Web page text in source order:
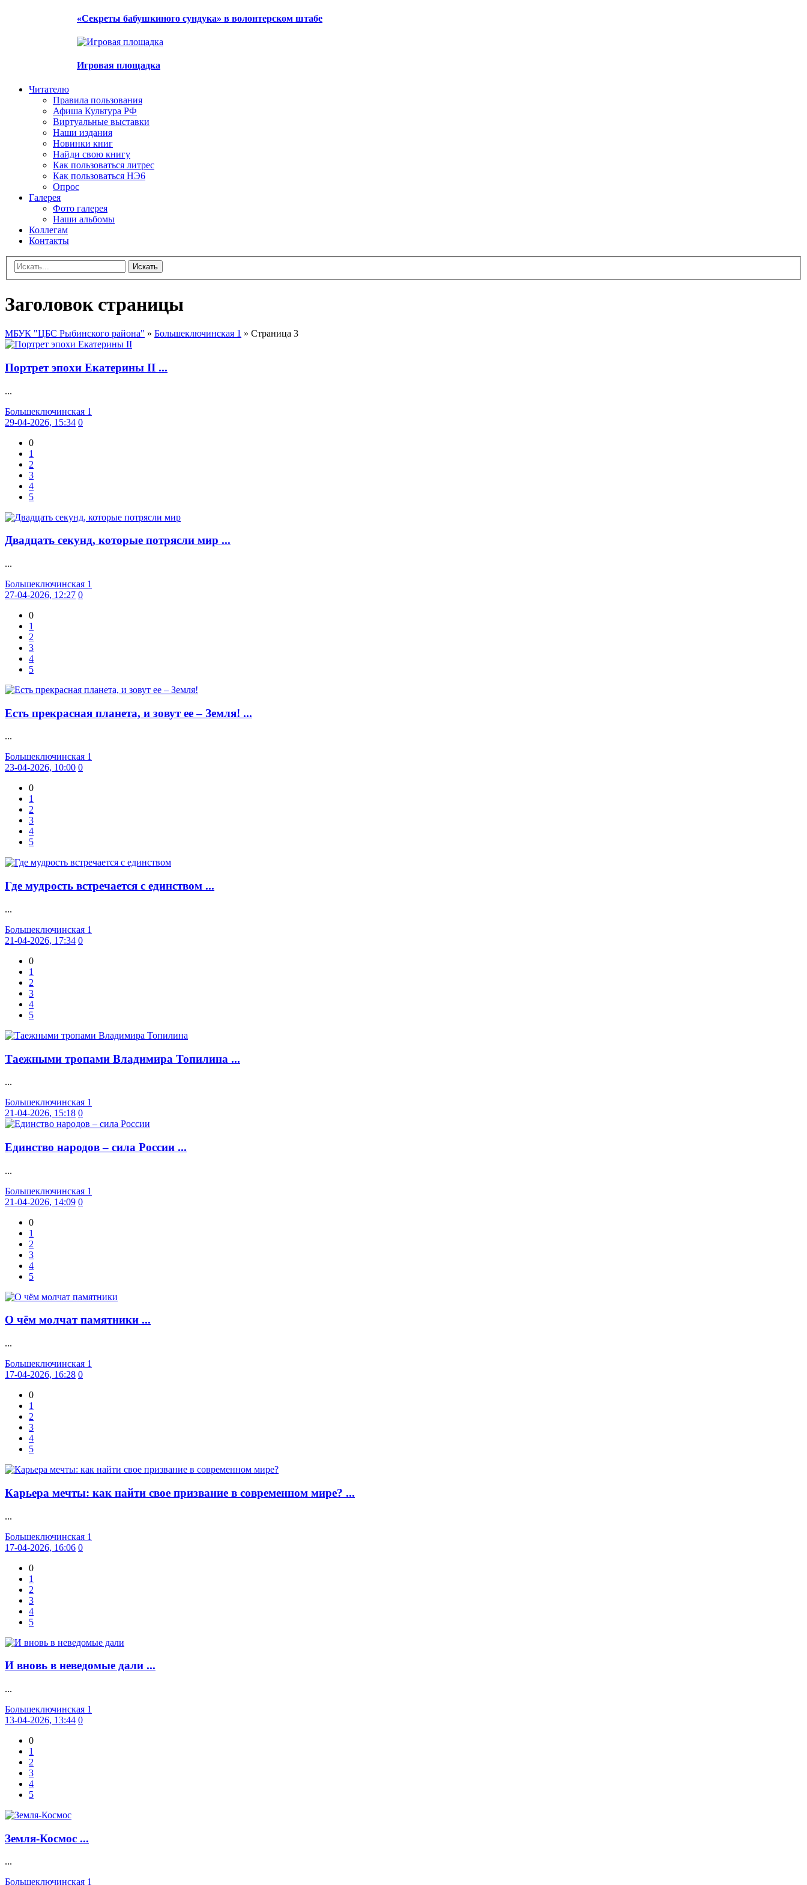
«Секреты бабушкиного сундука» в волонтерском штабе
Игровая площадка
Читателю
Правила пользования
Афиша Культура РФ
Виртуальные выставки
Наши издания
Новинки книг
Найди свою книгу
Как пользоваться литрес
Как пользоваться НЭ6
Опрос
Галерея
Фото галерея
Наши альбомы
Коллегам
Контакты
Искать
Заголовок страницы
МБУК "ЦБС Рыбинского района" » Большеключинская 1 » Страница 3
Портрет эпохи Екатерины II ...
...
Большеключинская 1
29-04-2026, 15:34 0
0
1
2
3
4
5
Двадцать секунд, которые потрясли мир ...
...
Большеключинская 1
27-04-2026, 12:27 0
0
1
2
3
4
5
Есть прекрасная планета, и зовут ее – Земля! ...
...
Большеключинская 1
23-04-2026, 10:00 0
0
1
2
3
4
5
Где мудрость встречается с единством ...
...
Большеключинская 1
21-04-2026, 17:34 0
0
1
2
3
4
5
Таежными тропами Владимира Топилина ...
...
Большеключинская 1
21-04-2026, 15:18 0
Единство народов – сила России ...
...
Большеключинская 1
21-04-2026, 14:09 0
0
1
2
3
4
5
О чём молчат памятники ...
...
Большеключинская 1
17-04-2026, 16:28 0
0
1
2
3
4
5
Карьера мечты: как найти свое призвание в современном мире? ...
...
Большеключинская 1
17-04-2026, 16:06 0
0
1
2
3
4
5
И вновь в неведомые дали ...
...
Большеключинская 1
13-04-2026, 13:44 0
0
1
2
3
4
5
Земля-Космос ...
...
Большеключинская 1